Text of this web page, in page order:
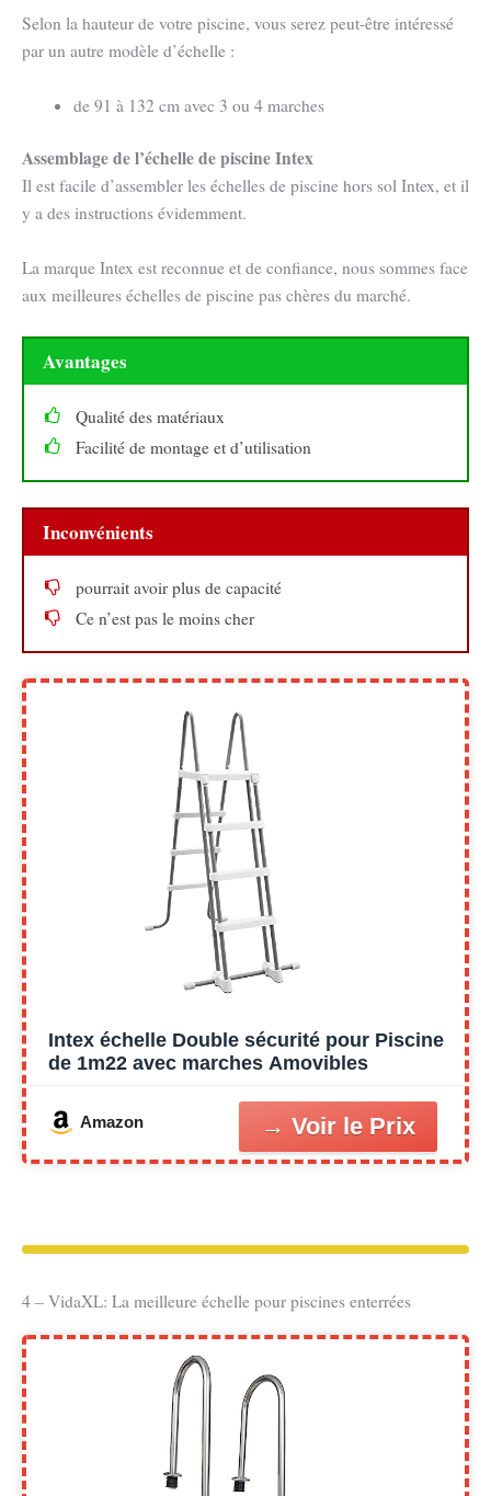
Selon la hauteur de votre piscine, vous serez peut-être intéressé
par un autre modèle d’échelle :
de 91 à 132 cm avec 3 ou 4 marches
Assemblage de l’échelle de piscine Intex
Il est facile d’assembler les échelles de piscine hors sol Intex, et il
y a des instructions évidemment.
La marque Intex est reconnue et de confiance, nous sommes face
aux meilleures échelles de piscine pas chères du marché.
Avantages
Qualité des matériaux
Facilité de montage et d’utilisation
Inconvénients
pourrait avoir plus de capacité
Ce n’est pas le moins cher
Intex échelle Double sécurité pour Piscine
de 1m22 avec marches Amovibles
Amazon
4 – VidaXL: La meilleure échelle pour piscines enterrées